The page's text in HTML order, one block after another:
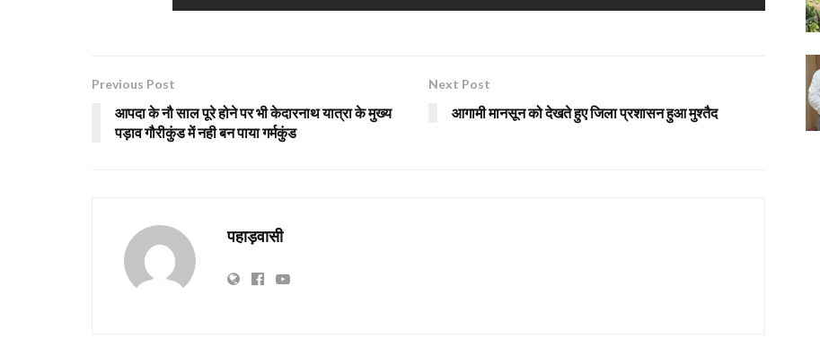
Previous Post
आपदा के नौ साल पूरे होने पर भी केदारनाथ यात्रा के मुख्य
पड़ाव गौरीकुंड में नही बन पाया गर्मकुंड
Next Post
आगामी मानसून को देखते हुए जिला प्रशासन हुआ मुश्तैद
पहाड़वासी